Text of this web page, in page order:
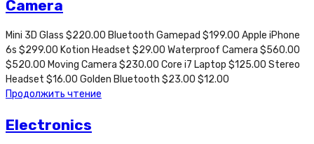
Camera
Mini 3D Glass $220.00 Bluetooth Gamepad $199.00 Apple iPhone
6s $299.00 Kotion Headset $29.00 Waterproof Camera $560.00
$520.00 Moving Camera $230.00 Core i7 Laptop $125.00 Stereo
Headset $16.00 Golden Bluetooth $23.00 $12.00
Продолжить чтение
Electronics